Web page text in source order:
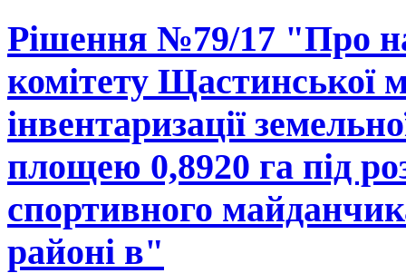
Рішення №79/17 "Про
комітету Щастинської
інвентаризації
площею 0,8920 га під
спортивного
районі в"